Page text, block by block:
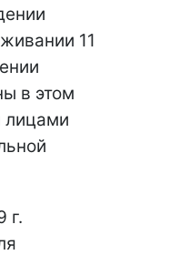
11
в этом
лицами
г.